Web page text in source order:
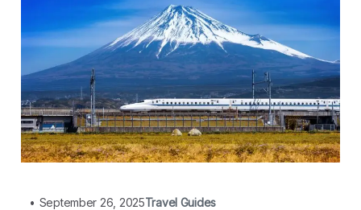
• September 26, 2025Travel Guides